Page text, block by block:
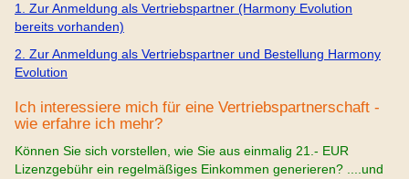
1. Zur Anmeldung als Vertriebspartner (Harmony Evolution
bereits vorhanden)
2. Zur Anmeldung als Vertriebspartner und Bestellung Harmony
Evolution
Ich interessiere mich für eine Vertriebspartnerschaft -
wie erfahre ich mehr?
Können Sie sich vorstellen, wie Sie aus einmalig 21.- EUR
Lizenzgebühr ein regelmäßiges Einkommen generieren? .... und